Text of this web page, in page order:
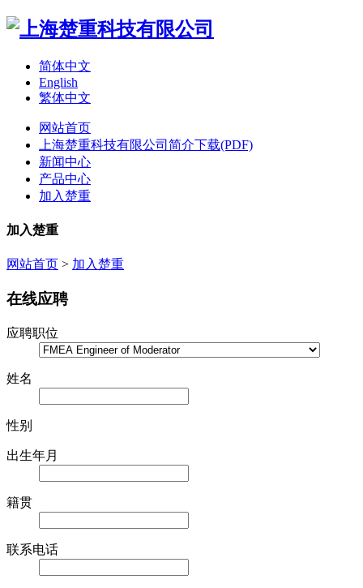
简体中文
English
繁体中文
网站首页
上海楚重科技有限公司简介下载(PDF)
新闻中心
产品中心
加入楚重
加入楚重
网站首页 > 加入楚重
在线应聘
应聘职位
姓名
性别
出生年月
籍贯
联系电话